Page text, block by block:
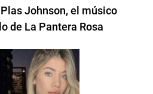
Johnson, el músico
de La Pantera Rosa